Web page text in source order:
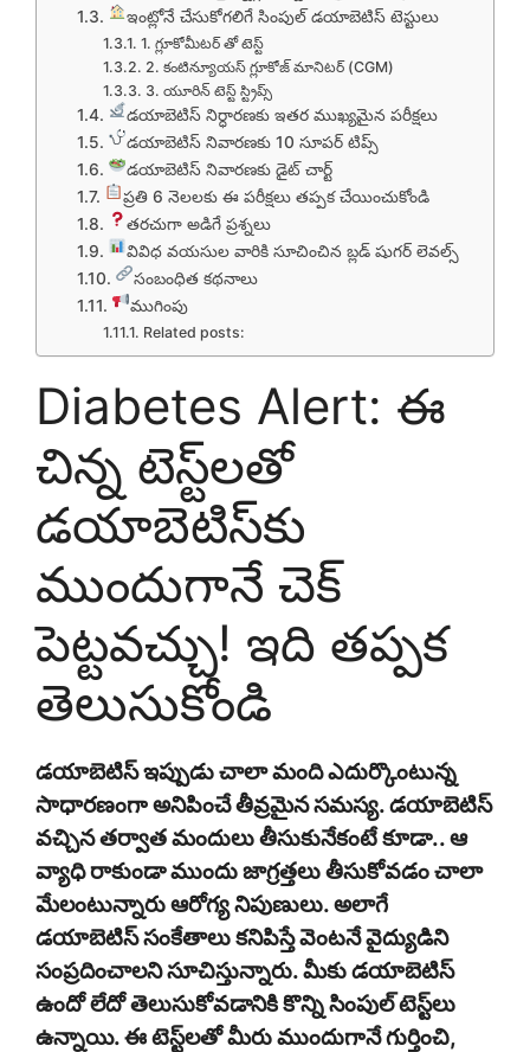
ఇంట్లోనే చేసుకోగలిగే సింపుల్ డయాబెటిస్ టెస్టులు
1. గ్లూకోమీటర్ తో టెస్ట్
2. కంటిన్యూయస్ గ్లూకోజ్ మానిటర్ (CGM)
3. యూరిన్ టెస్ట్ స్ట్రిప్స్
డయాబెటిస్ నిర్ధారణకు ఇతర ముఖ్యమైన పరీక్షలు
డయాబెటిస్ నివారణకు 10 సూపర్ టిప్స్
డయాబెటిస్ నివారణకు డైట్ చార్ట్
ప్రతి 6 నెలలకు ఈ పరీక్షలు తప్పక చేయించుకోండి
తరచుగా అడిగే ప్రశ్నలు
వివిధ వయసుల వారికి సూచించిన బ్లడ్ షుగర్ లెవల్స్
సంబంధిత కథనాలు
ముగింపు
Related posts:
Diabetes Alert: ఈ
చిన్న టెస్ట్‌లతో
డయాబెటిస్‌కు
ముందుగానే చెక్
పెట్టవచ్చు! ఇది తప్పక
తెలుసుకోండి
డయాబెటిస్ ఇప్పుడు చాలా మంది ఎదుర్కొంటున్న
సాధారణంగా అనిపించే తీవ్రమైన సమస్య. డయాబెటిస్
వచ్చిన తర్వాత మందులు తీసుకునేకంటే కూడా.. ఆ
వ్యాధి రాకుండా ముందు జాగ్రత్తలు తీసుకోవడం చాలా
మేలంటున్నారు ఆరోగ్య నిపుణులు. అలాగే
డయాబెటిస్ సంకేతాలు కనిపిస్తే వెంటనే వైద్యుడిని
సంప్రదించాలని సూచిస్తున్నారు. మీకు డయాబెటిస్
ఉందో లేదో తెలుసుకోవడానికి కొన్ని సింపుల్ టెస్ట్‌లు
ఉన్నాయి. ఈ టెస్ట్‌లతో మీరు ముందుగానే గుర్తించి,